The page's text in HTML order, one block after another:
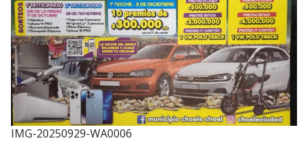
IMG-20250929-WA0006